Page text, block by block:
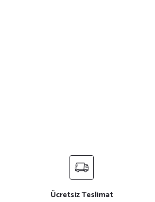
Ücretsiz Teslimat